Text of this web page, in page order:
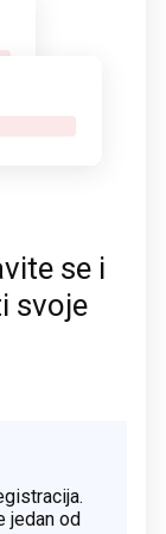
se i
svoje
jedan od